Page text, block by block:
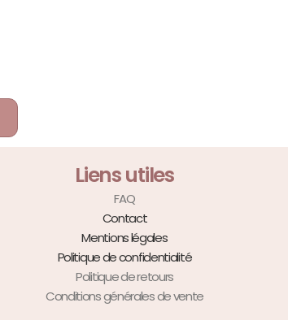
Liens utiles
FAQ
Contact
Mentions légales
Politique de confidentialité
Politique de retours
Conditions générales de vente